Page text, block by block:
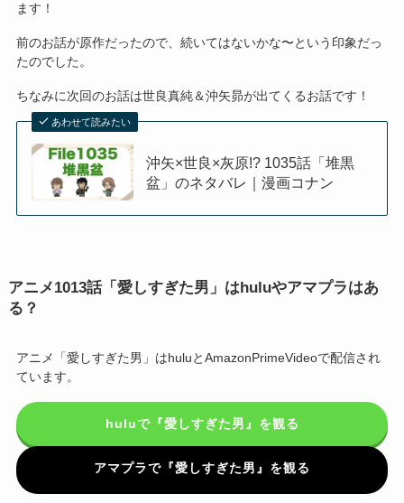
ます！
前のお話が原作だったので、続いてはないかな〜という印象だっ
たのでした。
ちなみに次回のお話は世良真純＆沖矢昴が出てくるお話です！
あわせて読みたい
沖矢×世良×灰原!? 1035話「堆黒
盆」のネタバレ｜漫画コナン
アニメ1013話「愛しすぎた男」はhuluやアマプラはあ
る？
アニメ「愛しすぎた男」はhuluとAmazonPrimeVideoで配信され
ています。
huluで『愛しすぎた男』を観る
アマプラで『愛しすぎた男』を観る